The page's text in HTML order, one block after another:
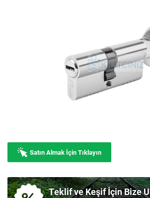
Satın Almak İçin Tıklayın
Teklif ve Keşif İçin Bize